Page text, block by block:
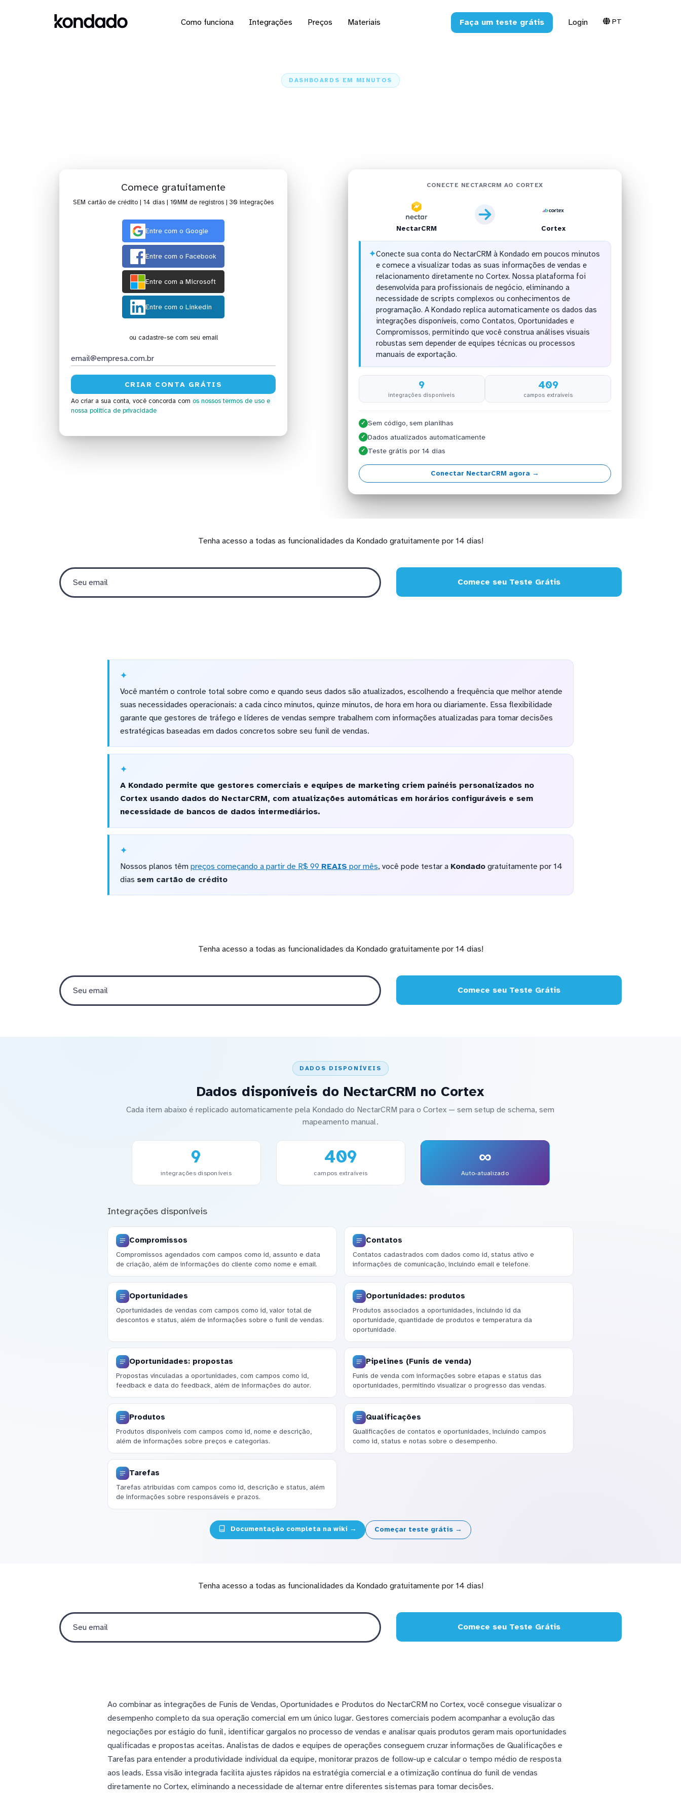
Como funciona Integrações Preços Materiais Faça um teste grátis Login PT
DASHBOARDS EM MINUTOS
Comece gratuitamente
SEM cartão de crédito | 14 dias | 10MM de registros | 30 integrações
Entre com o Google
Entre com o Facebook
Entre com a Microsoft
Entre com o Linkedin
ou cadastre-se com seu email
Ao criar a sua conta, você concorda com os nossos termos de uso e
nossa política de privacidade
CONECTE NECTARCRM AO CORTEX
NectarCRM Cortex
✦Conecte sua conta do NectarCRM à Kondado em poucos minutos
e comece a visualizar todas as suas informações de vendas e
relacionamento diretamente no Cortex. Nossa plataforma foi
desenvolvida para profissionais de negócio, eliminando a
necessidade de scripts complexos ou conhecimentos de
programação. A Kondado replica automaticamente os dados das
integrações disponíveis, como Contatos, Oportunidades e
Compromissos, permitindo que você construa análises visuais
robustas sem depender de equipes técnicas ou processos
manuais de exportação.
9
integrações disponíveis
409
campos extraíveis
✓ Sem código, sem planilhas
✓ Dados atualizados automaticamente
✓ Teste grátis por 14 dias
Conectar NectarCRM agora →
Tenha acesso a todas as funcionalidades da Kondado gratuitamente por 14 dias!
Comece seu Teste Grátis
Você mantém o controle total sobre como e quando seus dados são atualizados, escolhendo a frequência que melhor atende
suas necessidades operacionais: a cada cinco minutos, quinze minutos, de hora em hora ou diariamente. Essa flexibilidade
garante que gestores de tráfego e líderes de vendas sempre trabalhem com informações atualizadas para tomar decisões
estratégicas baseadas em dados concretos sobre seu funil de vendas.
A Kondado permite que gestores comerciais e equipes de marketing criem painéis personalizados no
Cortex usando dados do NectarCRM, com atualizações automáticas em horários configuráveis e sem
necessidade de bancos de dados intermediários.
Nossos planos têm preços começando a partir de R$ 99 REAIS por mês, você pode testar a Kondadogratuitamente por 14
dias sem cartão de crédito
Tenha acesso a todas as funcionalidades da Kondado gratuitamente por 14 dias!
Comece seu Teste Grátis
DADOS DISPONÍVEIS
Dados disponíveis do NectarCRM no Cortex
Cada item abaixo é replicado automaticamente pela Kondado do NectarCRM para o Cortex — sem setup de schema, sem
mapeamento manual.
9
integrações disponíveis
409
campos extraíveis
∞
Auto-atualizado
Integrações disponíveis
Compromissos
Compromissos agendados com campos como id, assunto e data
de criação, além de informações do cliente como nome e email.
Contatos
Contatos cadastrados com dados como id, status ativo e
informações de comunicação, incluindo email e telefone.
Oportunidades
Oportunidades de vendas com campos como id, valor total de
descontos e status, além de informações sobre o funil de vendas.
Oportunidades: produtos
Produtos associados a oportunidades, incluindo id da
oportunidade, quantidade de produtos e temperatura da
oportunidade.
Oportunidades: propostas
Propostas vinculadas a oportunidades, com campos como id,
feedback e data do feedback, além de informações do autor.
Pipelines (Funis de venda)
Funis de venda com informações sobre etapas e status das
oportunidades, permitindo visualizar o progresso das vendas.
Produtos
Produtos disponíveis com campos como id, nome e descrição,
além de informações sobre preços e categorias.
Qualificações
Qualificações de contatos e oportunidades, incluindo campos
como id, status e notas sobre o desempenho.
Tarefas
Tarefas atribuídas com campos como id, descrição e status, além
de informações sobre responsáveis e prazos.
Documentação completa na wiki → Começar teste grátis →
Tenha acesso a todas as funcionalidades da Kondado gratuitamente por 14 dias!
Comece seu Teste Grátis
Ao combinar as integrações de Funis de Vendas, Oportunidades e Produtos do NectarCRM no Cortex, você consegue visualizar o
desempenho completo da sua operação comercial em um único lugar. Gestores comerciais podem acompanhar a evolução das
negociações por estágio do funil, identificar gargalos no processo de vendas e analisar quais produtos geram mais oportunidades
qualificadas e propostas aceitas. Analistas de dados e equipes de operações conseguem cruzar informações de Qualificações e
Tarefas para entender a produtividade individual da equipe, monitorar prazos de follow-up e calcular o tempo médio de resposta
aos leads. Essa visão integrada facilita ajustes rápidos na estratégia comercial e a otimização contínua do funil de vendas
diretamente no Cortex, eliminando a necessidade de alternar entre diferentes sistemas para tomar decisões.